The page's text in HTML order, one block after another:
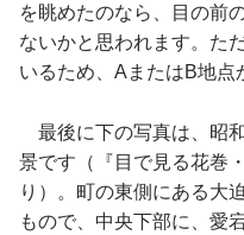
を眺めたのなら、目の前
ないかと思われます。た
いるため、AまたはB地点
最後に下の写真は、昭
景です（『目で見る花巻
り）。町の東側にある大
もので、中央下部に、愛